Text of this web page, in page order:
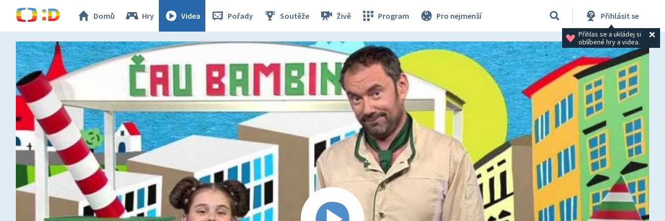
Domů Hry Videa Pořady Soutěže Živě Program Pro nejmenší Přihlásit se
Přihlas se a ukládej si
oblíbené hry a videa.